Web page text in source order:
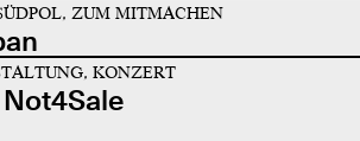
ZUM MITMACHEN
KONZERT